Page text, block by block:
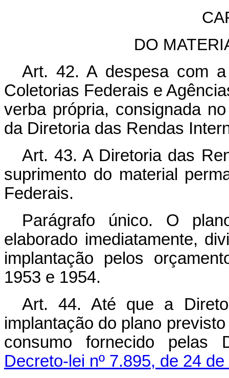
DO
Art. 42. A despesa com
Coletorias Federais e
verba própria, consignada
da Diretoria das Rendas
Art. 43. A Diretoria das
suprimento do material
Federais.
Parágrafo único. O
elaborado imediatamente,
implantação pelos
1953 e 1954.
Art. 44. Até que a
implantação do plano
consumo fornecido pelas
Decreto-lei nº 7.895, de 24